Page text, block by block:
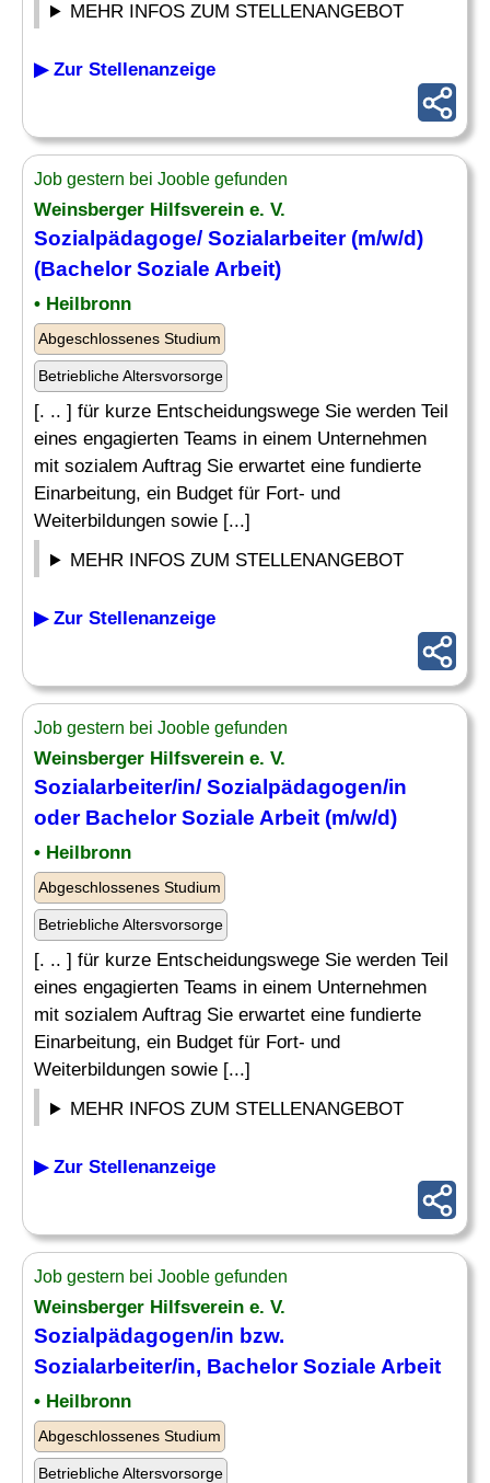
MEHR INFOS ZUM STELLENANGEBOT
▶ Zur Stellenanzeige
Job gestern bei Jooble gefunden
Weinsberger Hilfsverein e. V.
Sozialpädagoge/ Sozialarbeiter (m/w/d)
(Bachelor Soziale Arbeit)
• Heilbronn
Abgeschlossenes Studium
Betriebliche Altersvorsorge
[. .. ] für kurze Entscheidungswege Sie werden Teil
eines engagierten Teams in einem Unternehmen
mit sozialem Auftrag Sie erwartet eine fundierte
Einarbeitung, ein Budget für Fort- und
Weiterbildungen sowie [...]
MEHR INFOS ZUM STELLENANGEBOT
▶ Zur Stellenanzeige
Job gestern bei Jooble gefunden
Weinsberger Hilfsverein e. V.
Sozialarbeiter/in/ Sozialpädagogen/in
oder Bachelor Soziale Arbeit (m/w/d)
• Heilbronn
Abgeschlossenes Studium
Betriebliche Altersvorsorge
[. .. ] für kurze Entscheidungswege Sie werden Teil
eines engagierten Teams in einem Unternehmen
mit sozialem Auftrag Sie erwartet eine fundierte
Einarbeitung, ein Budget für Fort- und
Weiterbildungen sowie [...]
MEHR INFOS ZUM STELLENANGEBOT
▶ Zur Stellenanzeige
Job gestern bei Jooble gefunden
Weinsberger Hilfsverein e. V.
Sozialpädagogen/in bzw.
Sozialarbeiter/in, Bachelor Soziale Arbeit
• Heilbronn
Abgeschlossenes Studium
Betriebliche Altersvorsorge